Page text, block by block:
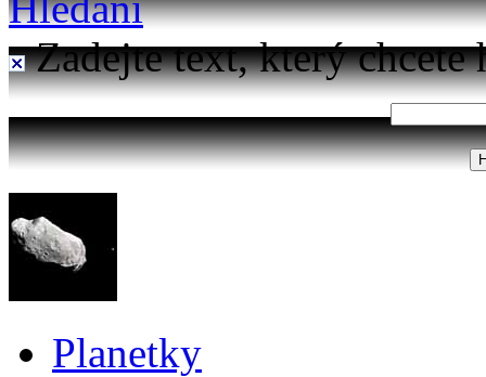
Zadejte text, který chcete
Planetky